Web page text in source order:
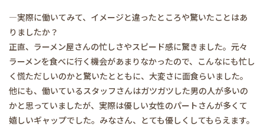
―実際に働いてみて、イメージと違ったところや驚いたことはあ
りましたか？
正直、ラーメン屋さんの忙しさやスピード感に驚きました。元々
ラーメンを食べに行く機会があまりなかったので、こんなにも忙し
く慌ただしいのかと驚いたとともに、大変さに面食らいました。
他にも、働いているスタッフさんはガツガツした男の人が多いの
かと思っていましたが、実際は優しい女性のパートさんが多くて
嬉しいギャップでした。みなさん、とても優しくしてもらえます。